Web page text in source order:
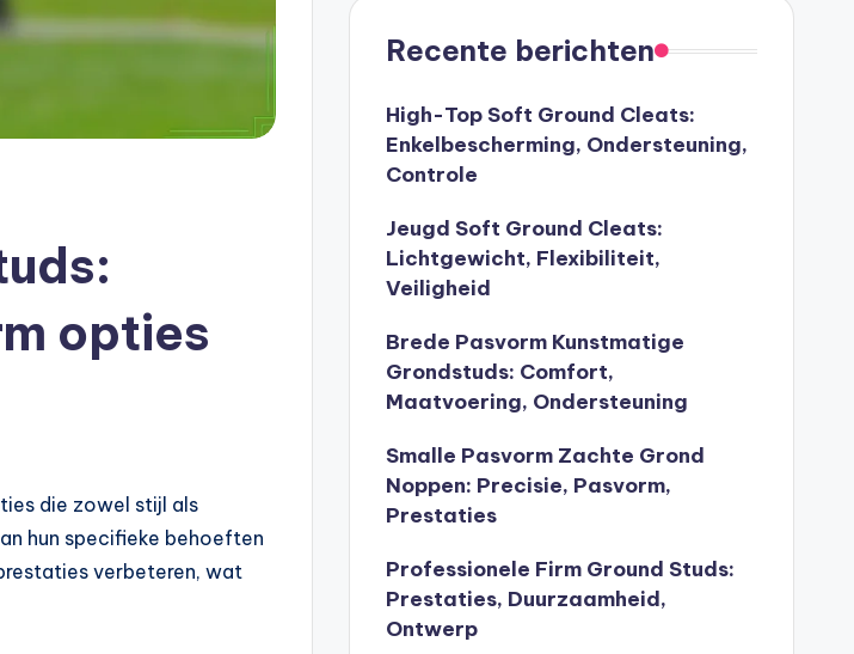
opties
die zowel stijl als
hun specifieke behoeften
verbeteren, wat
Recente berichten
High-Top Soft Ground Cleats:
Enkelbescherming, Ondersteuning,
Controle
Jeugd Soft Ground Cleats:
Lichtgewicht, Flexibiliteit,
Veiligheid
Brede Pasvorm Kunstmatige
Grondstuds: Comfort,
Maatvoering, Ondersteuning
Smalle Pasvorm Zachte Grond
Noppen: Precisie, Pasvorm,
Prestaties
Professionele Firm Ground Studs:
Prestaties, Duurzaamheid,
Ontwerp